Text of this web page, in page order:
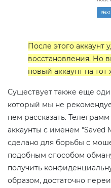
После этого аккаунт
восстановления. Но
новый аккаунт на
Существует также еще
который мы не
нем рассказать.
аккаунты с именем "Saved
сделано для борьбы с
подобным способом
получить
образом, достаточно